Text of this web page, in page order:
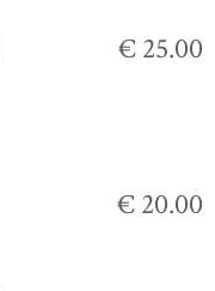
€ 25.00
€ 20.00